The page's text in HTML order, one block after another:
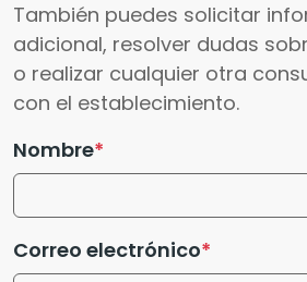
También puedes solicitar
adicional, resolver dudas
o realizar cualquier otra
con el establecimiento.
Nombre
Correo electrónico